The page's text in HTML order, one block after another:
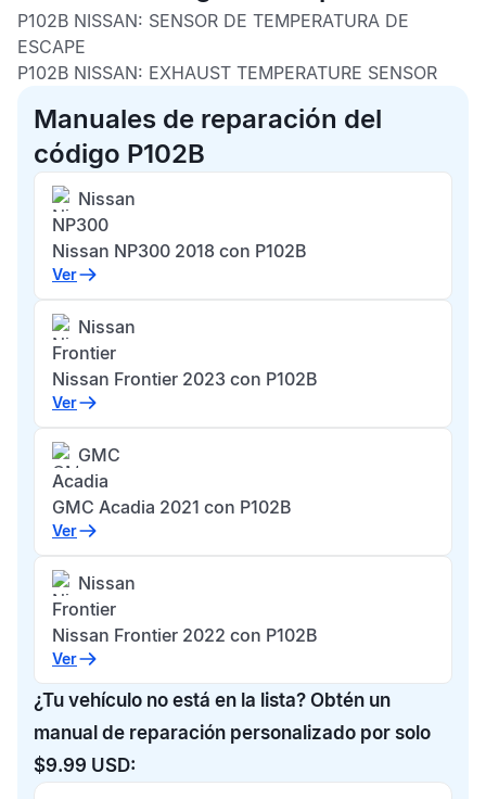
P102B NISSAN: SENSOR DE TEMPERATURA DE
ESCAPE
P102B NISSAN: EXHAUST TEMPERATURE SENSOR
Manuales de reparación del
código P102B
Nissan
NP300
Nissan NP300 2018 con P102B
Ver
Nissan
Frontier
Nissan Frontier 2023 con P102B
Ver
GMC
Acadia
GMC Acadia 2021 con P102B
Ver
Nissan
Frontier
Nissan Frontier 2022 con P102B
Ver
¿Tu vehículo no está en la lista? Obtén un
manual de reparación personalizado por solo
$9.99 USD: